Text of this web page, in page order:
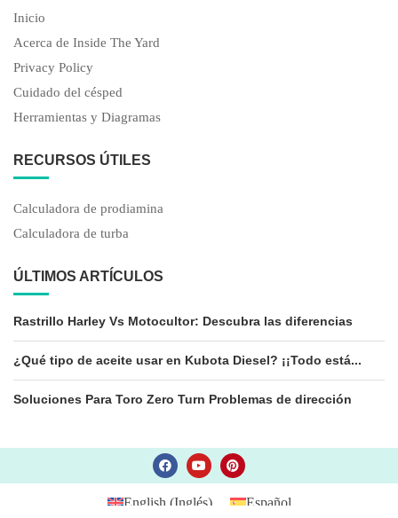
Inicio
Acerca de Inside The Yard
Privacy Policy
Cuidado del césped
Herramientas y Diagramas
RECURSOS ÚTILES
Calculadora de prodiamina
Calculadora de turba
ÚLTIMOS ARTÍCULOS
Rastrillo Harley Vs Motocultor: Descubra las diferencias
¿Qué tipo de aceite usar en Kubota Diesel? ¡¡Todo está...
Soluciones Para Toro Zero Turn Problemas de dirección
English (Inglés) Español